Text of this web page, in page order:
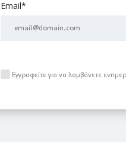
Email*
Εγγραφείτε για να λαμβάνετε